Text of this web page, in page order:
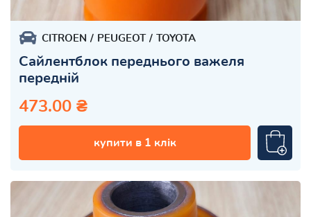
CITROEN PEUGEOT TOYOTA
Сайлентблок переднього важеля
передній
473.00 ₴
купити в 1 клік